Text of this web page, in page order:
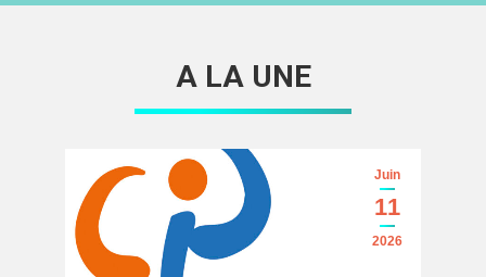
A LA UNE
Juin
11
2026